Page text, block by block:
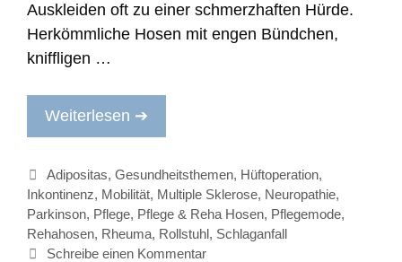
Auskleiden oft zu einer schmerzhaften Hürde.
Herkömmliche Hosen mit engen Bündchen,
kniffligen …
Weiterlesen ➔
Kategorien
Adipositas,Gesundheitsthemen, Hüftoperation,
Inkontinenz, Mobilität, Multiple Sklerose, Neuropathie,
Parkinson, Pflege, Pflege & Reha Hosen, Pflegemode,
Rehahosen, Rheuma, Rollstuhl, Schlaganfall
Schreibe einen Kommentar